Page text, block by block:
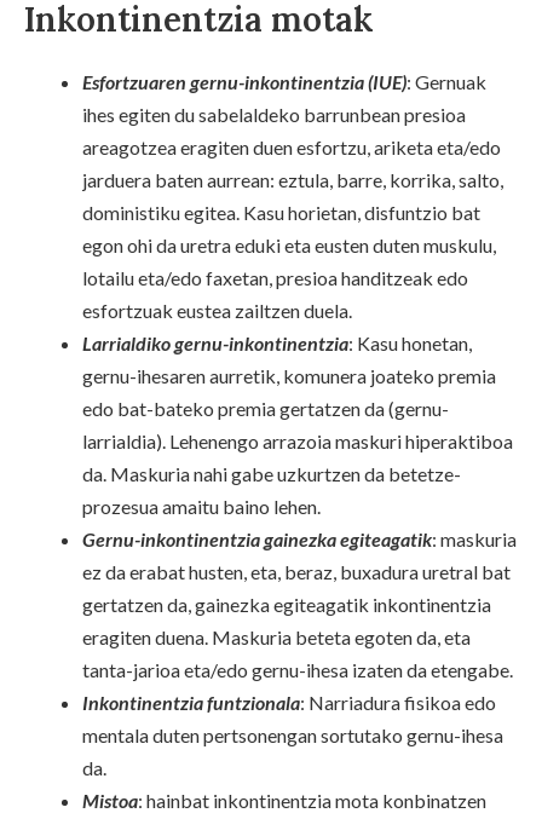
Inkontinentzia motak
Esfortzuaren gernu-inkontinentzia (IUE): Gernuak
ihes egiten du sabelaldeko barrunbean presioa
areagotzea eragiten duen esfortzu, ariketa eta/edo
jarduera baten aurrean: eztula, barre, korrika, salto,
doministiku egitea. Kasu horietan, disfuntzio bat
egon ohi da uretra eduki eta eusten duten muskulu,
lotailu eta/edo faxetan, presioa handitzeak edo
esfortzuak eustea zailtzen duela.
Larrialdiko gernu-inkontinentzia: Kasu honetan,
gernu-ihesaren aurretik, komunera joateko premia
edo bat-bateko premia gertatzen da (gernu-
larrialdia). Lehenengo arrazoia maskuri hiperaktiboa
da. Maskuria nahi gabe uzkurtzen da betetze-
prozesua amaitu baino lehen.
Gernu-inkontinentzia gainezka egiteagatik: maskuria
ez da erabat husten, eta, beraz, buxadura uretral bat
gertatzen da, gainezka egiteagatik inkontinentzia
eragiten duena. Maskuria beteta egoten da, eta
tanta-jarioa eta/edo gernu-ihesa izaten da etengabe.
Inkontinentzia funtzionala: Narriadura fisikoa edo
mentala duten pertsonengan sortutako gernu-ihesa
da.
Mistoa: hainbat inkontinentzia mota konbinatzen